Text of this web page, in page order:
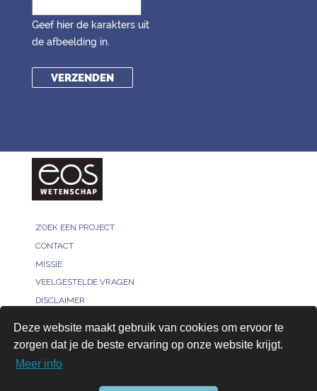
Deze website maakt gebruik van cookies om ervoor te
zorgen dat je de beste ervaring op onze website krijgt.
Meer info
Geef hier de karakters uit
de afbeelding in.
ZOEK EEN PROJECT
CONTACT
MISSIE
VEELGESTELDE VRAGEN
DISCLAIMER